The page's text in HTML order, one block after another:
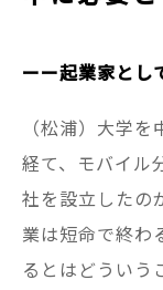
ーー起業家とし
（松浦）大学
経て、モバイル
社を設立したの
業は短命で終わ
るとはどういう